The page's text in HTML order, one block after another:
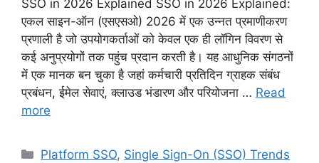
SSO in 2026 Explained SSO in 2026 Explained:
एकल साइन-ऑन (एसएसओ) 2026 में एक उन्नत प्रमाणीकरण
प्रणाली है जो उपयोगकर्ताओं को केवल एक ही लॉगिन विवरण से
कई अनुप्रयोगों तक पहुंच प्रदान करती है। यह आधुनिक संगठनों
में एक मानक बन चुका है जहां कर्मचारी प्रतिदिन ग्राहक संबंध
प्रबंधन, ईमेल सेवाएं, क्लाउड भंडारण और परियोजना … Read
more
Categories
Platform SSO, Single Sign-On (SSO) Trends